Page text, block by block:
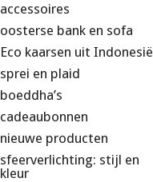
accessoires
oosterse bank en sofa
Eco kaarsen uit Indonesië
sprei en plaid
boeddha’s
cadeaubonnen
nieuwe producten
sfeerverlichting: stijl en
kleur